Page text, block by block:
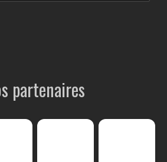
partenaires